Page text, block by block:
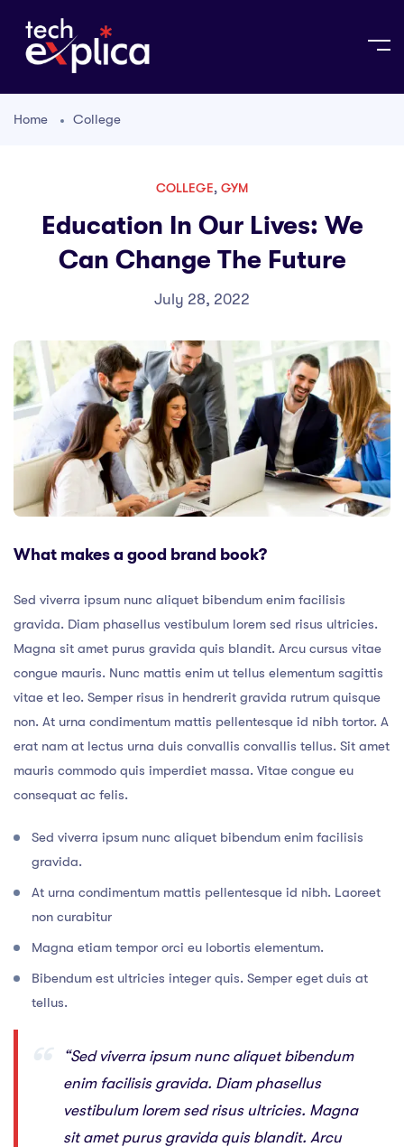
Home College
COLLEGE, GYM
Education In Our Lives: We
Can Change The Future
July 28, 2022
What makes a good brand book?
Sed viverra ipsum nunc aliquet bibendum enim facilisis
gravida. Diam phasellus vestibulum lorem sed risus ultricies.
Magna sit amet purus gravida quis blandit. Arcu cursus vitae
congue mauris. Nunc mattis enim ut tellus elementum sagittis
vitae et leo. Semper risus in hendrerit gravida rutrum quisque
non. At urna condimentum mattis pellentesque id nibh tortor. A
erat nam at lectus urna duis convallis convallis tellus. Sit amet
mauris commodo quis imperdiet massa. Vitae congue eu
consequat ac felis.
Sed viverra ipsum nunc aliquet bibendum enim facilisis
gravida.
At urna condimentum mattis pellentesque id nibh. Laoreet
non curabitur
Magna etiam tempor orci eu lobortis elementum.
Bibendum est ultricies integer quis. Semper eget duis at
tellus.
“Sed viverra ipsum nunc aliquet bibendum
enim facilisis gravida. Diam phasellus
vestibulum lorem sed risus ultricies. Magna
sit amet purus gravida quis blandit. Arcu